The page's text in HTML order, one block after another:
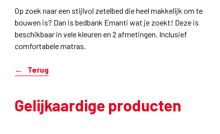
Op zoek naar een stijlvol zetelbed die heel makkelijk om te
bouwen is? Dan is bedbank Emanti wat je zoekt! Deze is
beschikbaar in vele kleuren en 2 afmetingen. Inclusief
comfortabele matras.
Terug
Gelijkaardige producten